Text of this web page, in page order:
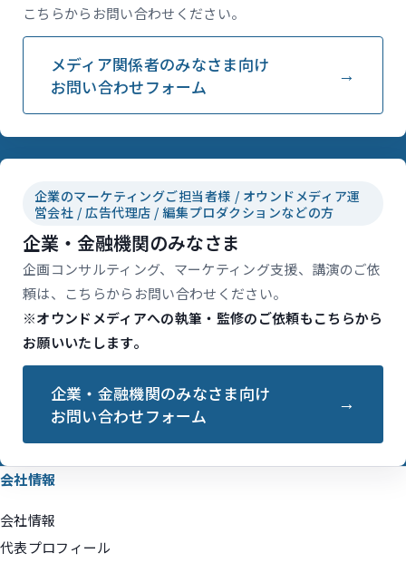
こちらからお問い合わせください。
メディア関係者のみなさま向け
お問い合わせフォーム
企業のマーケティングご担当者様 / オウンドメディア運
営会社 / 広告代理店 / 編集プロダクションなどの方
企業・金融機関のみなさま
企画コンサルティング、マーケティング支援、講演のご依
頼は、こちらからお問い合わせください。
※オウンドメディアへの執筆・監修のご依頼もこちらから
お願いいたします。
企業・金融機関のみなさま向け
お問い合わせフォーム
会社情報
会社情報
代表プロフィール